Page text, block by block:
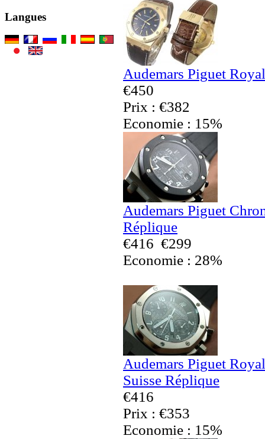
Langues
Audemars Piguet
€450
Prix : €382
Economie : 15%
Audemars Piguet
Réplique
€416 €299
Economie : 28%
Audemars Piguet
Suisse Réplique
€416
Prix : €353
Economie : 15%